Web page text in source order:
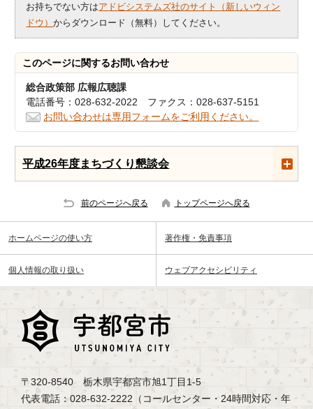
お持ちでない方はアドビシステムズ社のサイト（新しいウィン
ドウ）からダウンロード（無料）してください。
このページに関するお問い合わせ
総合政策部 広報広聴課
電話番号：028-632-2022 ファクス：028-637-5151
お問い合わせは専用フォームをご利用ください。
平成26年度まちづくり懇談会
前のページへ戻る トップページへ戻る
ホームページの使い方 著作権・免責事項
個人情報の取り扱い ウェブアクセシビリティ
〒320-8540 栃木県宇都宮市旭1丁目1-5
代表電話：028-632-2222（コールセンター・24時間対応・年